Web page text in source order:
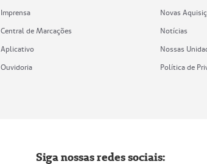
Imprensa
Central de Marcações
Aplicativo
Ouvidoria
Novas
Notícias
Nossas
Política de
Siga nossas redes sociais: